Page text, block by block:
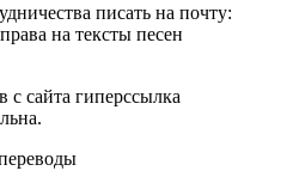
писать на почту:
на тексты песен
сайта гиперссылка